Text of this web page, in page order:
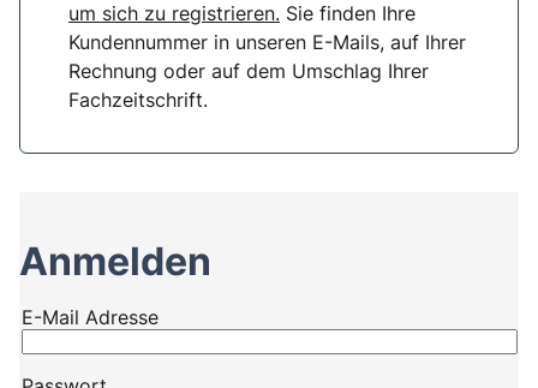
um sich zu registrieren. Sie finden Ihre
Kundennummer in unseren E-Mails, auf Ihrer
Rechnung oder auf dem Umschlag Ihrer
Fachzeitschrift.
Anmelden